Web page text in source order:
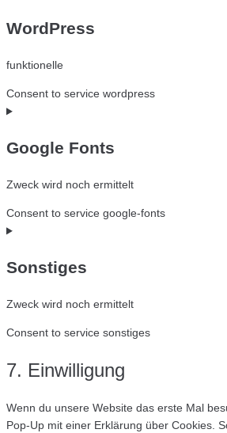
WordPress
funktionelle
Consent to service wordpress
Google Fonts
Zweck wird noch ermittelt
Consent to service google-fonts
Sonstiges
Zweck wird noch ermittelt
Consent to service sonstiges
7. Einwilligung
Wenn du unsere Website das erste Mal
Pop-Up mit einer Erklärung über Cookies.